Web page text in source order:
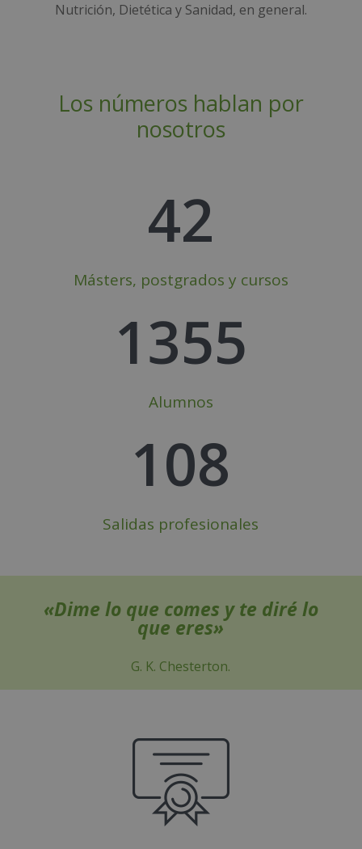
Nutrición, Dietética y Sanidad, en general.
Los números hablan por
nosotros
42
Másters, postgrados y cursos
1355
Alumnos
108
Salidas profesionales
«Dime lo que comes y te diré lo
que eres»
G. K. Chesterton.